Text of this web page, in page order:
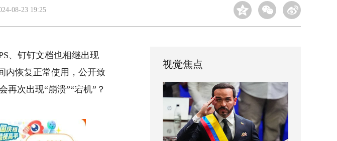
08-23 19:25
、钉钉文档也相继出现
内恢复正常使用，公开致
次出现“崩溃”“宕机”？
视觉焦点